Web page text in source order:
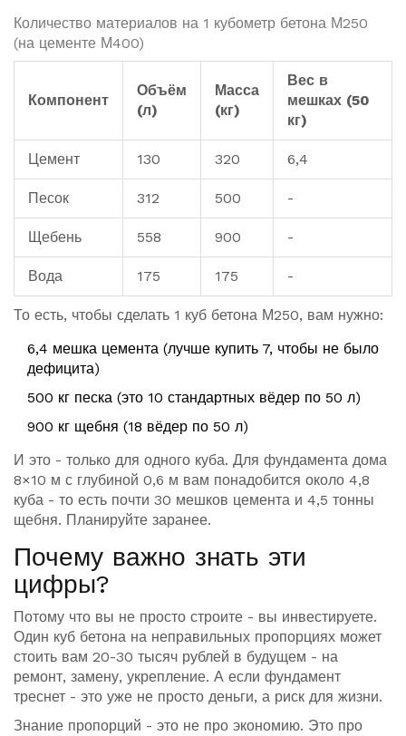
Количество материалов на 1 кубометр бетона М250
(на цементе М400)
Компонент
Объём
(л)
Масса
(кг)
Вес в
мешках (50
кг)
Цемент 130 320 6,4
Песок 312 500 -
Щебень 558 900 -
Вода 175 175 -
То есть, чтобы сделать 1 куб бетона М250, вам нужно:
6,4 мешка цемента (лучше купить 7, чтобы не было
дефицита)
500 кг песка (это 10 стандартных вёдер по 50 л)
900 кг щебня (18 вёдер по 50 л)
И это - только для одного куба. Для фундамента дома
8×10 м с глубиной 0,6 м вам понадобится около 4,8
куба - то есть почти 30 мешков цемента и 4,5 тонны
щебня. Планируйте заранее.
Почему важно знать эти
цифры?
Потому что вы не просто строите - вы инвестируете.
Один куб бетона на неправильных пропорциях может
стоить вам 20-30 тысяч рублей в будущем - на
ремонт, замену, укрепление. А если фундамент
треснет - это уже не просто деньги, а риск для жизни.
Знание пропорций - это не про экономию. Это про